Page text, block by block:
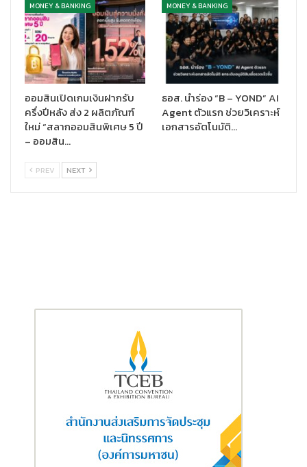
Retail Rate) จากปัจจุบันอยู่ที่ 7.30% เป็น 7.175% ต่อปี และอัตรา
ดอกเบี้ยเงินกู้ลูกค้ารายใหญ่ชั้นดี ประเภทเงินกู้แบบมีระยะเวลา
(Minimum Loan Rate) จากปัจจุบันอยู่ที่ 7.05% เป็น 6.925% ต่อปี
โดยก่อนหน้านี้ ธนาคารได้ออกมาตรการพิเศษในการช่วยเหลือลูกค้า
กลุ่มเปราะบาง ทั้งลูกค้าบุคคลและ SME รายย่อย ตั้งแต่ 16 พฤษภาคม
2567 ถึง 15 พฤศจิกายน 2567 นั้น ธนาคารได้พิจารณาขยาย
มาตรการช่วยเหลือดังกล่าวออกไปจนถึง 31 ธันวาคม 2567
ธนาคารพร้อมให้การสนับสนุนลูกค้าอย่างต่อเนื่อง พร้อมคำนึงถึง
ศักยภาพและโอกาสในการปรับตัวของลูกค้าในอนาคต สำหรับลูกค้าที่
ประสงค์จะขอรับความช่วยเหลือหรือคำปรึกษาสามารถติดต่อธนาคาร
MONEY & BANKING
ออมสินเปิดเกมเงินฝากรับ
ครึ่งปีหลัง ส่ง 2 ผลิตภัณฑ์
ใหม่ “สลากออมสินพิเศษ 5 ปี
– ออมสิน…
MONEY & BANKING
ธอส. นำร่อง “B – YOND” AI
Agent ตัวแรก ช่วยวิเคราะห์
เอกสารอัตโนมัติ…
PREV NEXT